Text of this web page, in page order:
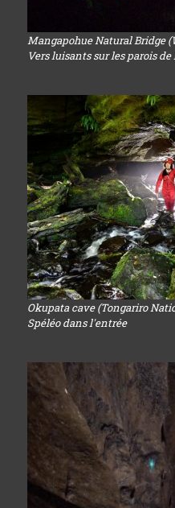
Mangapohue Natural Bridge
Vers luisants sur les parois
Okupata cave (Tongariro
Spéléo dans l'entrée